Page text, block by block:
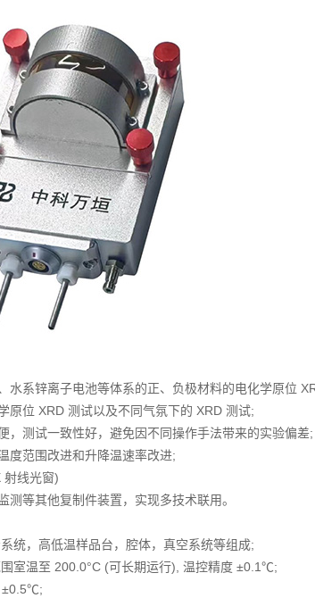
水系锌离子电池等体系的正、负极材料的电化学原位
原位 XRD 测试以及不同气氛下的 XRD 测试;
，测试一致性好，避免因不同操作手法带来的实验偏差;
度范围改进和升降温速率改进;
射线光窗)
等其他复制件装置，实现多技术联用。
统，高低温样品台，腔体，真空系统等组成;
室温至 200.0°C (可长期运行), 温控精度 ±0.1℃;
±0.5℃;